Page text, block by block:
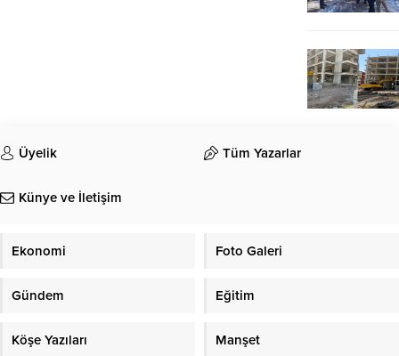
Üyelik Tüm Yazarlar
Künye ve İletişim
Ekonomi Foto Galeri
Gündem Eğitim
Köşe Yazıları Manşet